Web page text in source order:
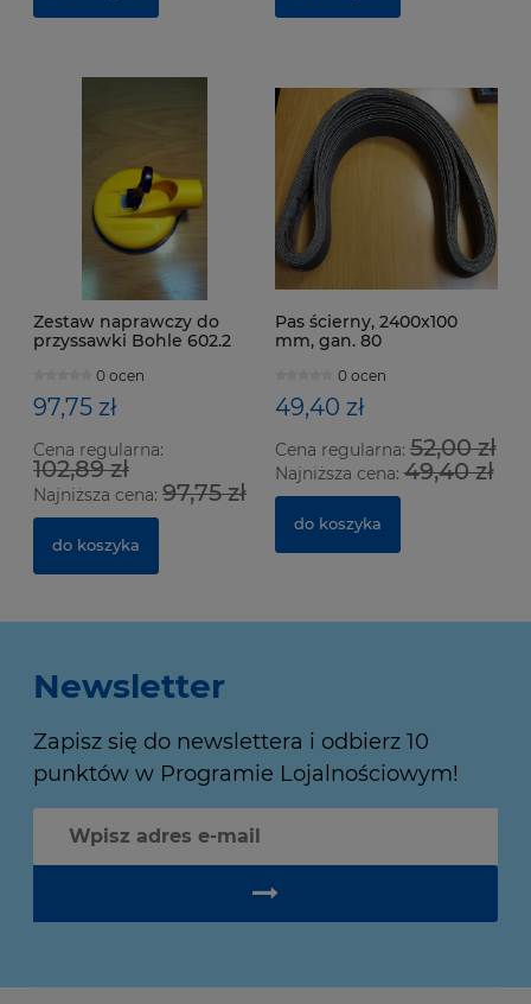
Zestaw naprawczy do
przyssawki Bohle 602.2
0 ocen
97,75 zł
Cena regularna:
102,89 zł
Najniższa cena: 97,75 zł
do koszyka
Pas ścierny, 2400x100
mm, gan. 80
0 ocen
49,40 zł
Cena regularna:52,00 zł
Najniższa cena:49,40 zł
do koszyka
Newsletter
Zapisz się do newslettera i odbierz 10
punktów w Programie Lojalnościowym!